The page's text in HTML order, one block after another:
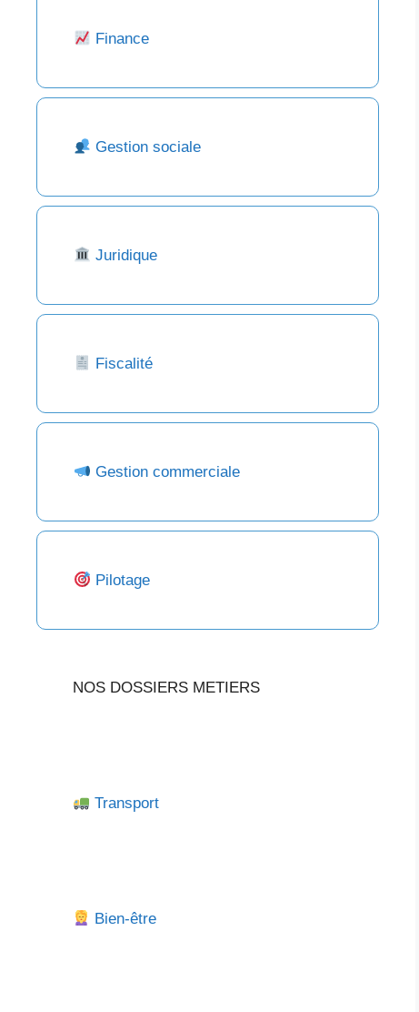
Finance
Gestion sociale
Juridique
Fiscalité
Gestion commerciale
Pilotage
NOS DOSSIERS METIERS
Transport
Bien-être